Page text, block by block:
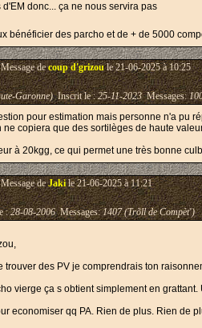
d'EM donc... ça ne nous servira pas
bénéficier des parcho et de + de 5000
decoup d'grizoule 21-06-2025 à 10:25
Garonne)Inscrit le :25-11-2023Messages:
pour estimation mais personne n'a pu
ne copiera que des sortilèges de haute
à 20kgg, ce qui permet une très bonne
deJakile 21-06-2025 à 11:21
:28-08-2006Messages:1407 (Trõll de Compèt')
trouver des PV je comprendrais ton
vierge ça s obtient simplement en
economiser qq PA. Rien de plus. Rien de